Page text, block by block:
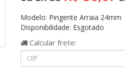
Modelo: Pingente Arraia 24mm
Disponibilidade: Esgotado
Calcular frete: